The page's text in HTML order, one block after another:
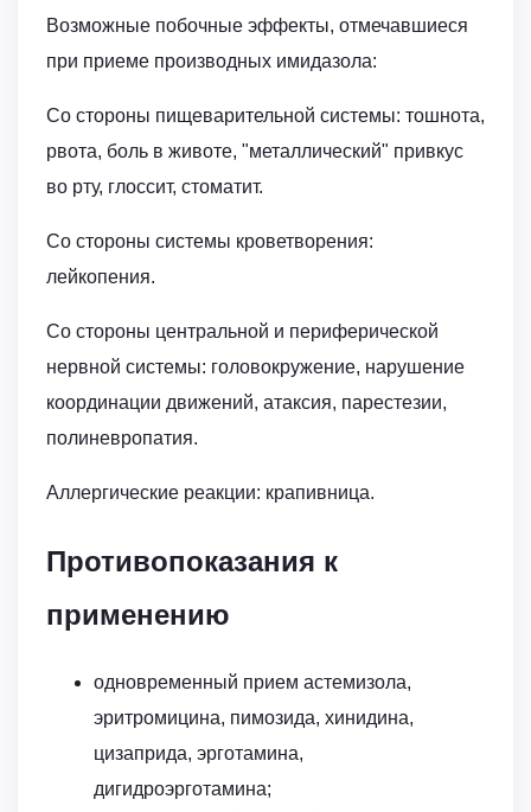
Возможные побочные эффекты, отмечавшиеся
при приеме производных имидазола:
Со стороны пищеварительной системы: тошнота,
рвота, боль в животе, "металлический" привкус
во рту, глоссит, стоматит.
Со стороны системы кроветворения:
лейкопения.
Со стороны центральной и периферической
нервной системы: головокружение, нарушение
координации движений, атаксия, парестезии,
полиневропатия.
Аллергические реакции: крапивница.
Противопоказания к
применению
одновременный прием астемизола,
эритромицина, пимозида, хинидина,
цизаприда, эрготамина,
дигидроэрготамина;